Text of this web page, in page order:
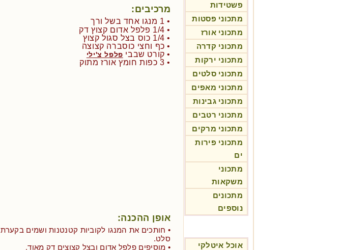
פשטידות
מתכוני פסטות
מתכוני אורז
מתכוני קדרה
מתכוני ירקות
מתכוני סלטים
מתכוני מאפים
מתכוני גבינות
מתכוני רטבים
מתכוני מרקים
מתכוני פירות
ים
מתכוני
משקאות
מתכונים
נוספים
אוכל איטלקי
מרכיבים:
• 1 מנגו אחד בשל ורך
• 1/4 פלפל אדום קצוץ דק
• 1/4 כוס בצל סגול קצוץ
• כף וחצי כוסברה קצוצה
• קורט שבבי פלפל צ'ילי
• 3 כפות חומץ אורז מתוק
אופן ההכנה:
• חותכים את המנגו לקוביות קטנטנות ושמים בקערת
סלט.
• מוסיפים פלפל אדום ובצל קצוצים דק מאוד.